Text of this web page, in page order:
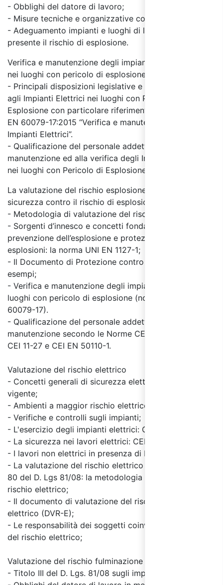
- Obblighi del datore di lavoro;
- Misure tecniche e organizzative contro le esplosioni;
- Adeguamento impianti e luoghi di lavoro nei quali e
presente il rischio di esplosione.
Verifica e manutenzione degli impianti elettrici
nei luoghi con pericolo di esplosione
- Principali disposizioni legislative e normative relative
agli Impianti Elettrici nei luoghi con Pericolo di
Esplosione con particolare riferimento alla norma CEI
EN 60079-17:2015 “Verifica e manutenzione degli
Impianti Elettrici”.
- Qualificazione del personale addetto alla
manutenzione ed alla verifica degli Impianti Elettrici
nei luoghi con Pericolo di Esplosione.
La valutazione del rischio esplosione e le norme di
sicurezza contro il rischio di esplosione
- Metodologia di valutazione del rischio esplosione;
- Sorgenti d’innesco e concetti fondamentali di
prevenzione dell’esplosione e protezione contro le
esplosioni: la norma UNI EN 1127-1;
- Il Documento di Protezione contro le Esplosioni:
esempi;
- Verifica e manutenzione degli impianti elettrici nei
luoghi con pericolo di esplosione (norma CEI EN
60079-17).
- Qualificazione del personale addetto alle verifiche e
manutenzione secondo le Norme CEI EN 60079-14,
CEI 11-27 e CEI EN 50110-1.
Valutazione del rischio elettrico
- Concetti generali di sicurezza elettrica e normativa
vigente;
- Ambienti a maggior rischio elettrico;
- Verifiche e controlli sugli impianti;
- L'esercizio degli impianti elettrici: CEI EN 50110-1;
- La sicurezza nei lavori elettrici: CEI 11-27;
- I lavori non elettrici in presenza di Rischio Elettrico;
- La valutazione del rischio elettrico ai sensi dell'art.
80 del D. Lgs 81/08: la metodologia di valutazione del
rischio elettrico;
- Il documento di valutazione del rischio
elettrico (DVR-E);
- Le responsabilità dei soggetti coinvolti nella gestione
del rischio elettrico;
Valutazione del rischio fulminazione
- Titolo III del D. Lgs. 81/08 sugli impianti elettrici;